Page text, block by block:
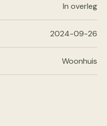
In overleg
2024-09-26
Woonhuis